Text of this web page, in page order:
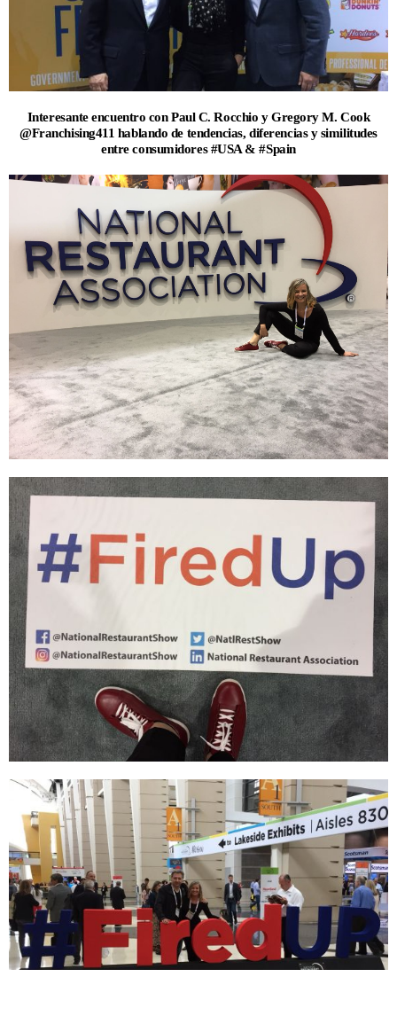
Interesante encuentro con Paul C. Rocchio y Gregory M. Cook
@Franchising411 hablando de tendencias, diferencias y similitudes
entre consumidores #USA & #Spain